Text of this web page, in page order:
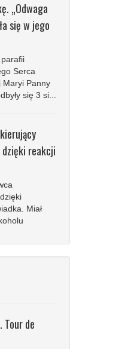
„Odwaga
się w jego
Serca
Maryi Panny
się 3 si...
reakcji
Miał
Tour de